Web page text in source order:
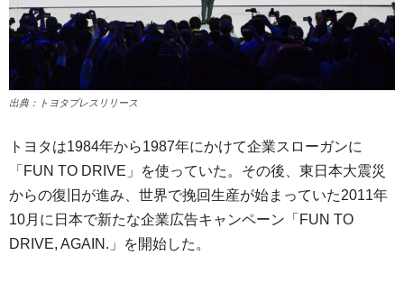
出典：トヨタプレスリリース
トヨタは1984年から1987年にかけて企業スローガンに
「FUN TO DRIVE」を使っていた。その後、東日本大震災
からの復旧が進み、世界で挽回生産が始まっていた2011年
10月に日本で新たな企業広告キャンペーン「FUN TO
DRIVE, AGAIN.」を開始した。